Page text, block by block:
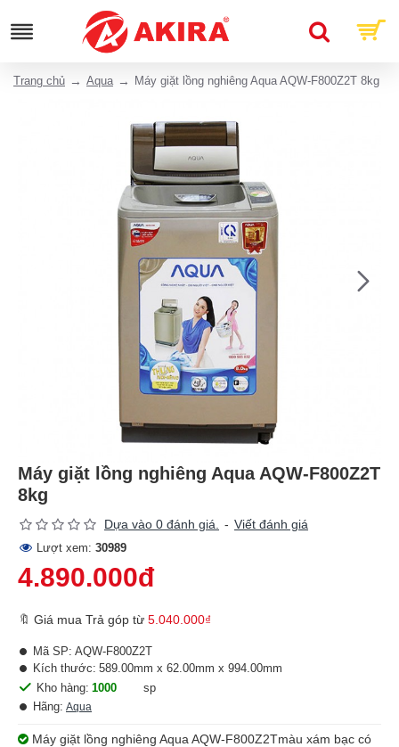
Trang chủ Aqua Máy giặt lồng nghiêng Aqua AQW-F800Z2T 8kg
Máy giặt lồng nghiêng Aqua AQW-F800Z2T
8kg
Dựa vào 0 đánh giá. - Viết đánh giá
Lượt xem: 30989
4.890.000đ
🔖 Giá mua Trả góp từ 5.040.000₫
Kho hàng: 1000
sp
Hãng: Aqua
Mã SP: AQW-F800Z2T
Kích thước: 589.00mm x 62.00mm x 994.00mm
Máy giặt lồng nghiêng Aqua AQW-F800Z2Tmàu xám bạc có